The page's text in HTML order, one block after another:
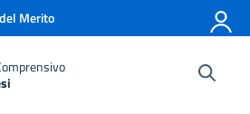
Merito
pagina iniziale della scuola